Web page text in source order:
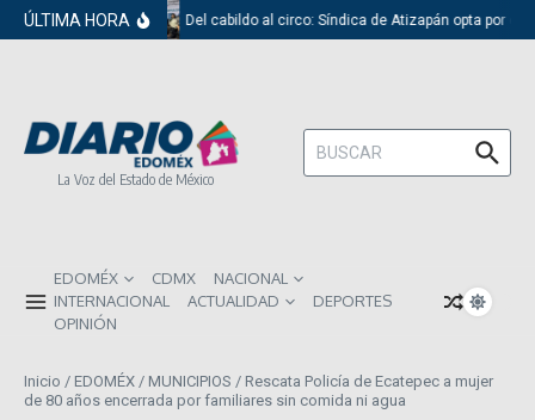
Saltar al contenido
ÚLTIMA HORA Del cabildo al circo: Síndica de Atizapán opta por el
La Voz del Estado de México
Buscar:
EDOMÉX CDMX
NACIONAL
INTERNACIONAL
ACTUALIDAD
DEPORTES
OPINIÓN
Inicio / EDOMÉX / MUNICIPIOS / Rescata Policía de Ecatepec a mujer
de 80 años encerrada por familiares sin comida ni agua